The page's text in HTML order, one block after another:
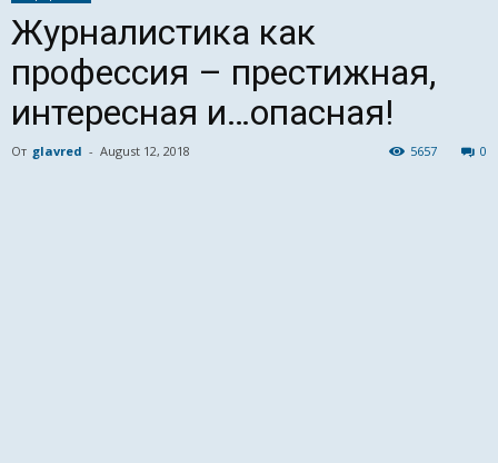
Журналистика как
профессия – престижная,
интересная и…опасная!
От glavred - August 12, 2018 0
5657